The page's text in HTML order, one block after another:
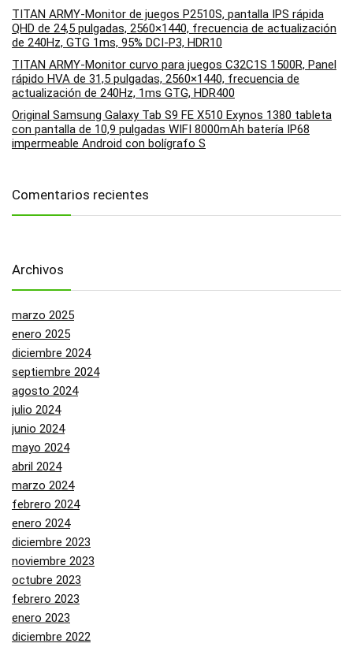
TITAN ARMY-Monitor de juegos P2510S, pantalla IPS rápida
QHD de 24,5 pulgadas, 2560×1440, frecuencia de actualización
de 240Hz, GTG 1ms, 95% DCI-P3, HDR10
TITAN ARMY-Monitor curvo para juegos C32C1S 1500R, Panel
rápido HVA de 31,5 pulgadas, 2560×1440, frecuencia de
actualización de 240Hz, 1ms GTG, HDR400
Original Samsung Galaxy Tab S9 FE X510 Exynos 1380 tableta
con pantalla de 10,9 pulgadas WIFI 8000mAh batería IP68
impermeable Android con bolígrafo S
Comentarios recientes
Archivos
marzo 2025
enero 2025
diciembre 2024
septiembre 2024
agosto 2024
julio 2024
junio 2024
mayo 2024
abril 2024
marzo 2024
febrero 2024
enero 2024
diciembre 2023
noviembre 2023
octubre 2023
febrero 2023
enero 2023
diciembre 2022